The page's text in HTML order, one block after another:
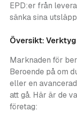
EPD:er från
sänka sina
Översikt:
Marknaden för
Beroende på om
eller en
att gå. Här är de
företag: